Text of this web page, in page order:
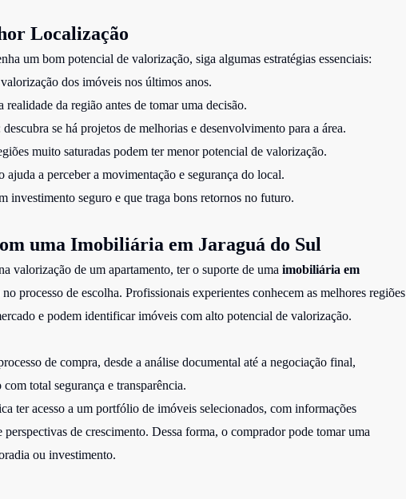
Localização
um bom potencial de valorização, siga algumas estratégias essenciais:
dos imóveis nos últimos anos.
realidade da região antes de tomar uma decisão.
descubra se há projetos de melhorias e desenvolvimento para a área.
muito saturadas podem ter menor potencial de valorização.
ajuda a perceber a movimentação e segurança do local.
investimento seguro e que traga bons retornos no futuro.
uma Imobiliária em Jaraguá do Sul
valorização de um apartamento, ter o suporte de uma imobiliária em
processo de escolha. Profissionais experientes conhecem as melhores regiões
e podem identificar imóveis com alto potencial de valorização.
de compra, desde a análise documental até a negociação final,
total segurança e transparência.
ter acesso a um portfólio de imóveis selecionados, com informações
de crescimento. Dessa forma, o comprador pode tomar uma
ou investimento.